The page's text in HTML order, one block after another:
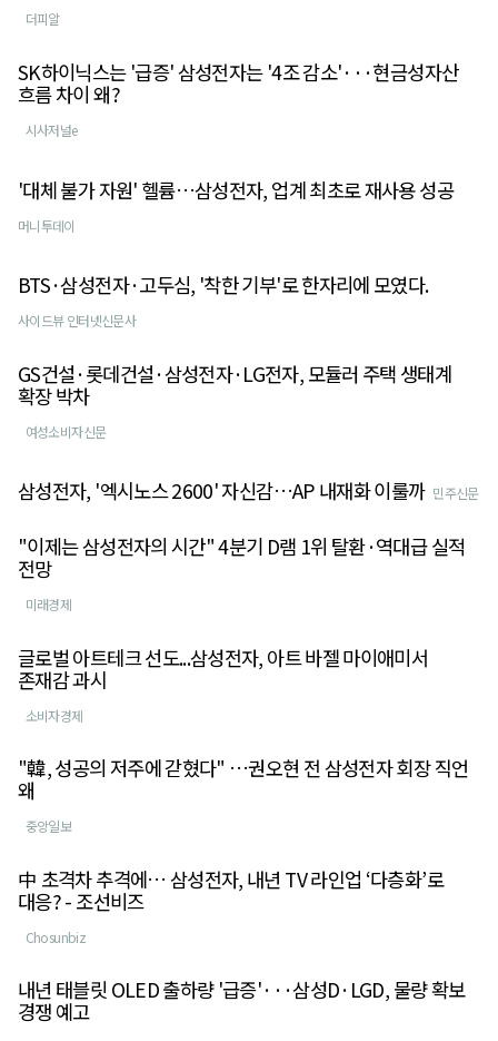
더피알
SK하이닉스는 '급증' 삼성전자는 '4조 감소'···현금성자산
흐름 차이 왜?
시사저널e
'대체 불가 자원' 헬륨…삼성전자, 업계 최초로 재사용 성공
머니투데이
BTS·삼성전자·고두심, '착한 기부'로 한자리에 모였다.
사이드뷰 인터넷신문사
GS건설·롯데건설·삼성전자·LG전자, 모듈러 주택 생태계
확장 박차
여성소비자신문
삼성전자, '엑시노스 2600' 자신감…AP 내재화 이룰까 민주신문
"이제는 삼성전자의 시간" 4분기 D램 1위 탈환·역대급 실적
전망
미래경제
글로벌 아트테크 선도...삼성전자, 아트 바젤 마이애미서
존재감 과시
소비자경제
"韓, 성공의 저주에 갇혔다" …권오현 전 삼성전자 회장 직언
왜
중앙일보
中 초격차 추격에… 삼성전자, 내년 TV 라인업 ‘다층화’로
대응? - 조선비즈
Chosunbiz
내년 태블릿 OLED 출하량 '급증'···삼성D·LGD, 물량 확보
경쟁 예고